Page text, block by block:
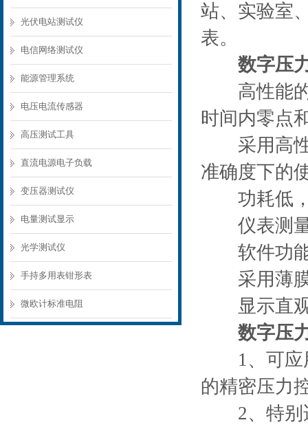
光伏电站测试仪
电信网络测试仪
能源管理系统
电压电流传感器
高压测试工具
直流电源电子负载
变压器测试仪
电量测试显示
光学测试仪
手持多用表钳形表
微欧计标准电阻
站、实验室
表。
数字压
高性能的
时间内零点
采用高性
准确度下的
功耗低，
仪表测量
软件功能
采用薄膜
显示直观
数字压
1、可应用
的精密压力
2、特别适